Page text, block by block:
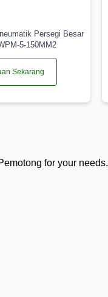
Persegi Besar
5-150MM2
Sekarang
for your needs.